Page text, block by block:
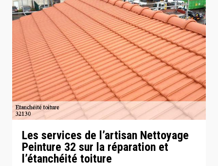
Les services de l’artisan Nettoyage
Peinture 32 sur la réparation et
l’étanchéité toiture